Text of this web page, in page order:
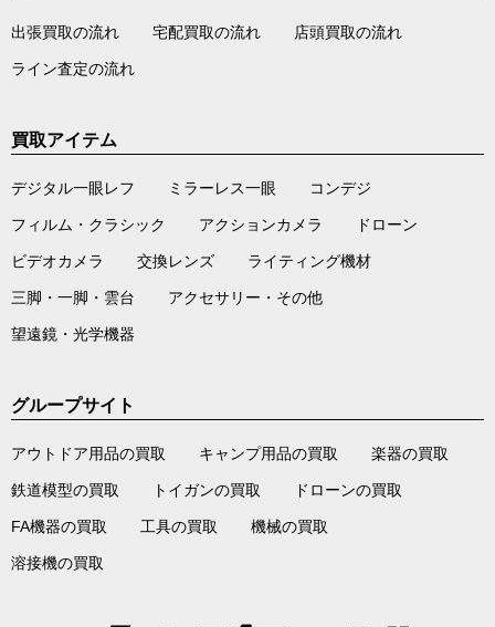
出張買取の流れ 宅配買取の流れ 店頭買取の流れ
ライン査定の流れ
買取アイテム
デジタル一眼レフ ミラーレス一眼 コンデジ
フィルム・クラシック アクションカメラ ドローン
ビデオカメラ 交換レンズ ライティング機材
三脚・一脚・雲台 アクセサリー・その他
望遠鏡・光学機器
グループサイト
アウトドア用品の買取 キャンプ用品の買取 楽器の買取
鉄道模型の買取 トイガンの買取 ドローンの買取
FA機器の買取 工具の買取 機械の買取
溶接機の買取